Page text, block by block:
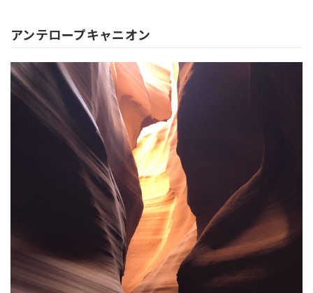
アンテロープキャニオン